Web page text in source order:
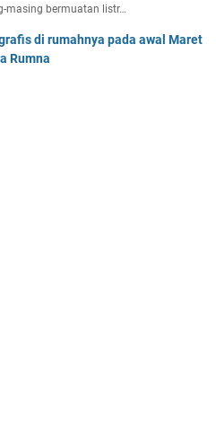
masing bermuatan listr…
di rumahnya pada awal Maret
Rumna